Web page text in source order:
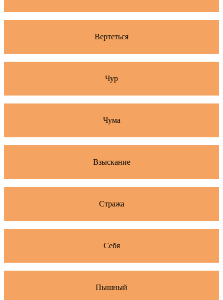
Вертеться
Чур
Чума
Взыскание
Стража
Себя
Пышный